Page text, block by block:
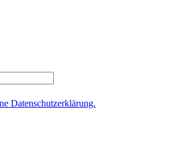
Datenschutzerklärung.